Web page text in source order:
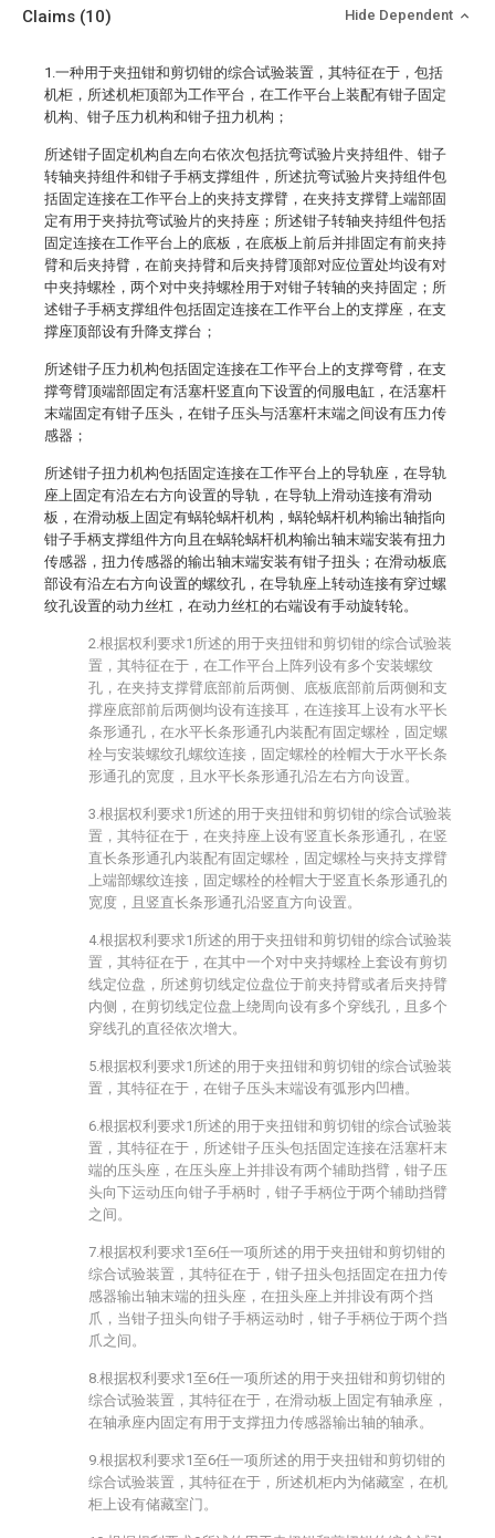
Claims (10) Hide Dependent
1.一种用于夹扭钳和剪切钳的综合试验装置，其特征在于，包括
机柜，所述机柜顶部为工作平台，在工作平台上装配有钳子固定
机构、钳子压力机构和钳子扭力机构；
所述钳子固定机构自左向右依次包括抗弯试验片夹持组件、钳子
转轴夹持组件和钳子手柄支撑组件，所述抗弯试验片夹持组件包
括固定连接在工作平台上的夹持支撑臂，在夹持支撑臂上端部固
定有用于夹持抗弯试验片的夹持座；所述钳子转轴夹持组件包括
固定连接在工作平台上的底板，在底板上前后并排固定有前夹持
臂和后夹持臂，在前夹持臂和后夹持臂顶部对应位置处均设有对
中夹持螺栓，两个对中夹持螺栓用于对钳子转轴的夹持固定；所
述钳子手柄支撑组件包括固定连接在工作平台上的支撑座，在支
撑座顶部设有升降支撑台；
所述钳子压力机构包括固定连接在工作平台上的支撑弯臂，在支
撑弯臂顶端部固定有活塞杆竖直向下设置的伺服电缸，在活塞杆
末端固定有钳子压头，在钳子压头与活塞杆末端之间设有压力传
感器；
所述钳子扭力机构包括固定连接在工作平台上的导轨座，在导轨
座上固定有沿左右方向设置的导轨，在导轨上滑动连接有滑动
板，在滑动板上固定有蜗轮蜗杆机构，蜗轮蜗杆机构输出轴指向
钳子手柄支撑组件方向且在蜗轮蜗杆机构输出轴末端安装有扭力
传感器，扭力传感器的输出轴末端安装有钳子扭头；在滑动板底
部设有沿左右方向设置的螺纹孔，在导轨座上转动连接有穿过螺
纹孔设置的动力丝杠，在动力丝杠的右端设有手动旋转轮。
2.根据权利要求1所述的用于夹扭钳和剪切钳的综合试验装
置，其特征在于，在工作平台上阵列设有多个安装螺纹
孔，在夹持支撑臂底部前后两侧、底板底部前后两侧和支
撑座底部前后两侧均设有连接耳，在连接耳上设有水平长
条形通孔，在水平长条形通孔内装配有固定螺栓，固定螺
栓与安装螺纹孔螺纹连接，固定螺栓的栓帽大于水平长条
形通孔的宽度，且水平长条形通孔沿左右方向设置。
3.根据权利要求1所述的用于夹扭钳和剪切钳的综合试验装
置，其特征在于，在夹持座上设有竖直长条形通孔，在竖
直长条形通孔内装配有固定螺栓，固定螺栓与夹持支撑臂
上端部螺纹连接，固定螺栓的栓帽大于竖直长条形通孔的
宽度，且竖直长条形通孔沿竖直方向设置。
4.根据权利要求1所述的用于夹扭钳和剪切钳的综合试验装
置，其特征在于，在其中一个对中夹持螺栓上套设有剪切
线定位盘，所述剪切线定位盘位于前夹持臂或者后夹持臂
内侧，在剪切线定位盘上绕周向设有多个穿线孔，且多个
穿线孔的直径依次增大。
5.根据权利要求1所述的用于夹扭钳和剪切钳的综合试验装
置，其特征在于，在钳子压头末端设有弧形内凹槽。
6.根据权利要求1所述的用于夹扭钳和剪切钳的综合试验装
置，其特征在于，所述钳子压头包括固定连接在活塞杆末
端的压头座，在压头座上并排设有两个辅助挡臂，钳子压
头向下运动压向钳子手柄时，钳子手柄位于两个辅助挡臂
之间。
7.根据权利要求1至6任一项所述的用于夹扭钳和剪切钳的
综合试验装置，其特征在于，钳子扭头包括固定在扭力传
感器输出轴末端的扭头座，在扭头座上并排设有两个挡
爪，当钳子扭头向钳子手柄运动时，钳子手柄位于两个挡
爪之间。
8.根据权利要求1至6任一项所述的用于夹扭钳和剪切钳的
综合试验装置，其特征在于，在滑动板上固定有轴承座，
在轴承座内固定有用于支撑扭力传感器输出轴的轴承。
9.根据权利要求1至6任一项所述的用于夹扭钳和剪切钳的
综合试验装置，其特征在于，所述机柜内为储藏室，在机
柜上设有储藏室门。